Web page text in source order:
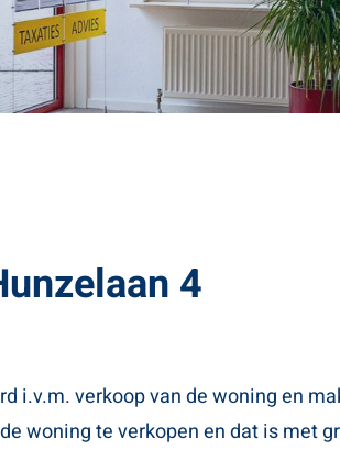
4
i.v.m. verkoop van de woning en
woning te verkopen en dat is met